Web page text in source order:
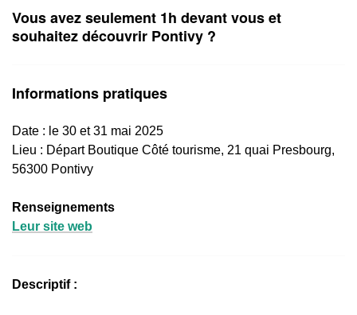
Vous avez seulement 1h devant vous et
souhaitez découvrir Pontivy ?
Informations pratiques
Date : le 30 et 31 mai 2025
Lieu : Départ Boutique Côté tourisme, 21 quai Presbourg,
56300 Pontivy
Renseignements
Leur site web
Descriptif :